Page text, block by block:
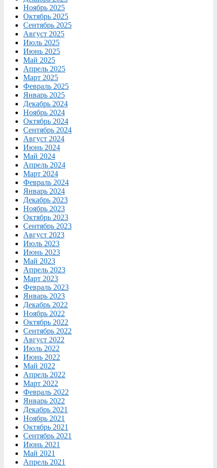
Ноябрь 2025
Октябрь 2025
Сентябрь 2025
Август 2025
Июль 2025
Июнь 2025
Май 2025
Апрель 2025
Март 2025
Февраль 2025
Январь 2025
Декабрь 2024
Ноябрь 2024
Октябрь 2024
Сентябрь 2024
Август 2024
Июнь 2024
Май 2024
Апрель 2024
Март 2024
Февраль 2024
Январь 2024
Декабрь 2023
Ноябрь 2023
Октябрь 2023
Сентябрь 2023
Август 2023
Июль 2023
Июнь 2023
Май 2023
Апрель 2023
Март 2023
Февраль 2023
Январь 2023
Декабрь 2022
Ноябрь 2022
Октябрь 2022
Сентябрь 2022
Август 2022
Июль 2022
Июнь 2022
Май 2022
Апрель 2022
Март 2022
Февраль 2022
Январь 2022
Декабрь 2021
Ноябрь 2021
Октябрь 2021
Сентябрь 2021
Июнь 2021
Май 2021
Апрель 2021